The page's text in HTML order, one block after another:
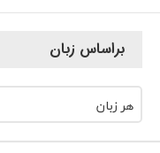
براساس زبان
هر زبان